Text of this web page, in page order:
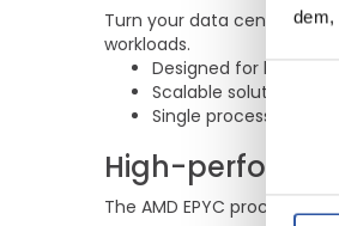
Turn your data center into
workloads.
Designed for high-
Scalable solution for
Single processor
High-
The AMD EPYC processor